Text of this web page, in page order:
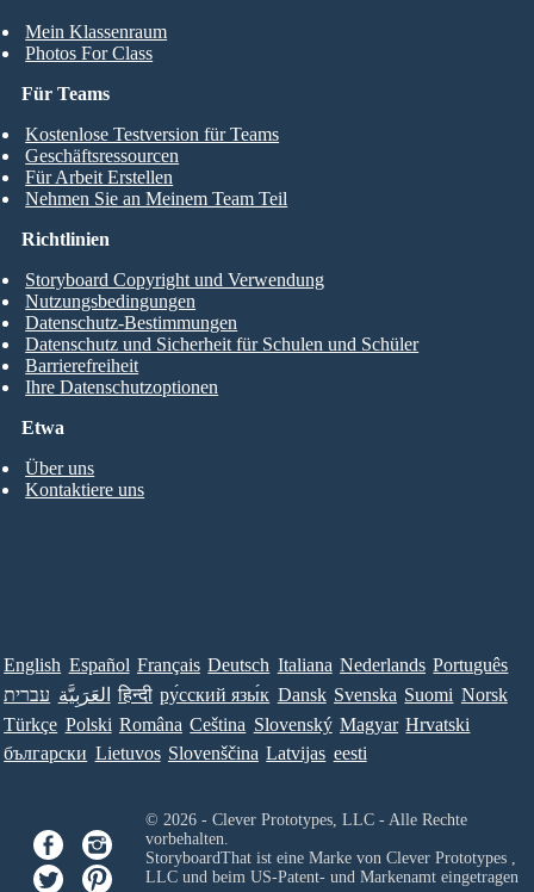
Mein Klassenraum
Photos For Class
Für Teams
Kostenlose Testversion für Teams
Geschäftsressourcen
Für Arbeit Erstellen
Nehmen Sie an Meinem Team Teil
Etwa
Über uns
Kontaktiere uns
Richtlinien
Storyboard Copyright und Verwendung
Nutzungsbedingungen
Datenschutz-Bestimmungen
Datenschutz und Sicherheit für Schulen und Schüler
Barrierefreiheit
Ihre Datenschutzoptionen
English Español Français Deutsch Italiana Nederlands Português
עברית العَرَبِيَّة हिन्दी ру́сский язы́к Dansk Svenska Suomi Norsk
Türkçe Polski Româna Ceština Slovenský Magyar Hrvatski
български Lietuvos Slovenščina Latvijas eesti
© 2026 - Clever Prototypes, LLC - Alle Rechte
vorbehalten.
StoryboardThat ist eine Marke von Clever Prototypes ,
LLCund beim US-Patent- und Markenamt eingetragen